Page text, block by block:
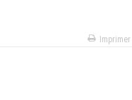
Imprimer